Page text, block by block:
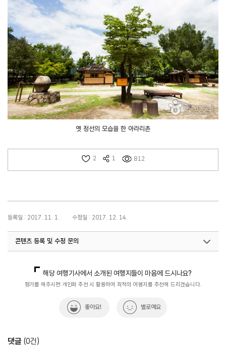
옛 정선의 모습을 한 아라리촌
2 1 812
등록일 : 2017. 11. 1. 수정일 : 2017. 12. 14.
콘텐츠 등록 및 수정 문의
해당 여행기사에서 소개된 여행지들이 마음에 드시나요?
평가를 해주시면 개인화 추천 시 활용하여 최적의 여행지를 추천해 드리겠습니다.
좋아요! 별로예요
댓글 (0건)